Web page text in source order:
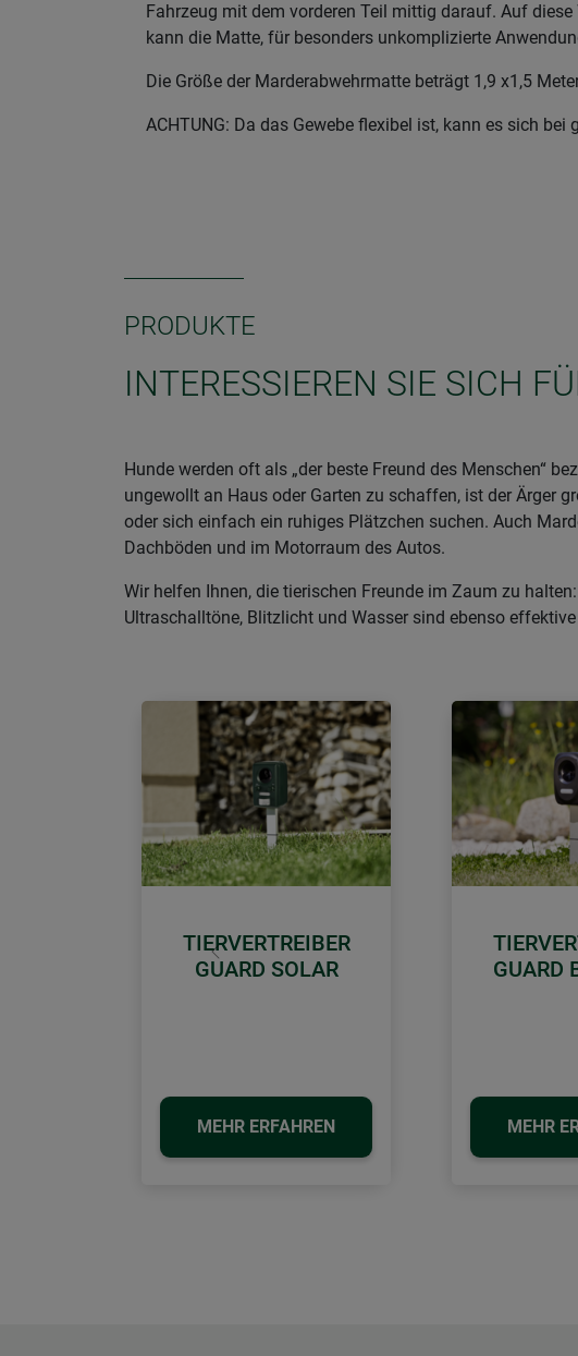
Fahrzeug mit dem vorderen Teil mittig darauf. Auf
kann die Matte, für besonders unkomplizierte
Die Größe der Marderabwehrmatte beträgt 1,9 x1,5
ACHTUNG: Da das Gewebe flexibel ist, kann es sich
PRODUKTE
INTERESSIEREN SIE SICH
Hunde werden oft als „der beste Freund des Menschen“
ungewollt an Haus oder Garten zu schaffen, ist der Ärger
oder sich einfach ein ruhiges Plätzchen suchen. Auch
Dachböden und im Motorraum des Autos.
Wir helfen Ihnen, die tierischen Freunde im Zaum zu
Ultraschalltöne, Blitzlicht und Wasser sind ebenso
TIERVERTREIBER
GUARD SOLAR
MEHR ERFAHREN
GUARD
MEHR
Zurück